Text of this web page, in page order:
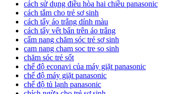
cách sử dụng điều hòa hai chiều panasonic
cách tắm cho trẻ sơ sinh
cách tẩy áo trắng dính màu
cách tẩy vết bẩn trên áo trắng
cẩm nang chăm sóc trẻ sơ sinh
cam nang cham soc tre so sinh
chăm sóc trẻ sốt
chế độ econavi của máy giặt panasonic
chế độ máy giặt panasonic
chế độ tủ lạnh panasonic